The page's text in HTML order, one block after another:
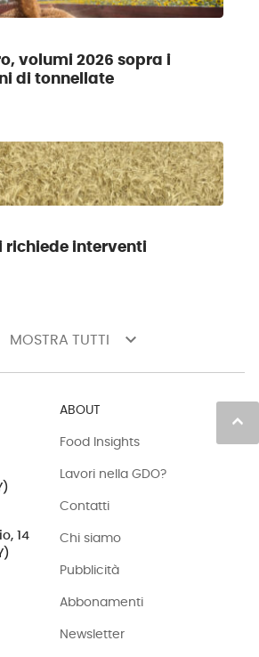
volumi 2026 sopra i
di tonnellate
richiede interventi
MOSTRA TUTTI keyboard_arrow_down
keyboard_arrow_up
14
ABOUT
Food Insights
Lavori nella GDO?
Contatti
Chi siamo
Pubblicità
Abbonamenti
Newsletter